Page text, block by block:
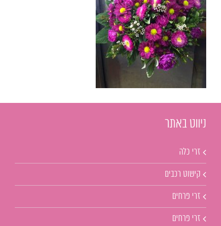
ניווט באתר
זרי כלה
קישוט רכבים
זרי פרחים
זרי פרחים